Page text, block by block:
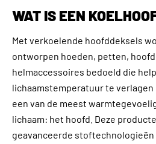
WAT IS EEN
Met verkoelende hoofddeksels
ontworpen hoeden, petten,
helmaccessoires bedoeld die
lichaamstemperatuur te
een van de meest
lichaam: het hoofd. Deze
geavanceerde